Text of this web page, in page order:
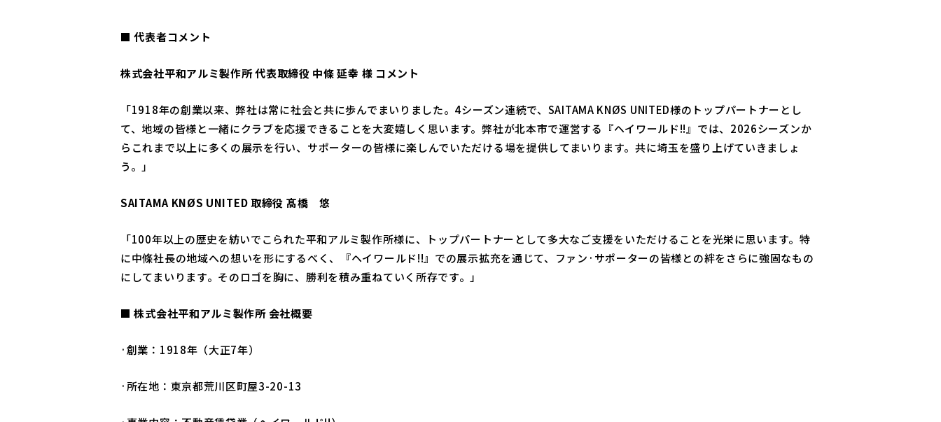
■ 代表者コメント
株式会社平和アルミ製作所代表取締役 中條 延幸 様 コメント
「1918年の創業以来、弊社は常に社会と共に歩んでまいりました。4シーズン連続で、SAITAMA KNØS UNITED様のトップパートナーとし
て、地域の皆様と一緒にクラブを応援できることを大変嬉しく思います。弊社が北本市で運営する『ヘイワールド!!』では、2026シーズンか
らこれまで以上に多くの展示を行い、サポーターの皆様に楽しんでいただける場を提供してまいります。共に埼玉を盛り上げていきましょ
う。」
SAITAMA KNØS UNITED取締役 髙橋 悠
「100年以上の歴史を紡いでこられた平和アルミ製作所様に、トップパートナーとして多大なご支援をいただけることを光栄に思います。特
に中條社長の地域への想いを形にするべく、『ヘイワールド!!』での展示拡充を通じて、ファン·サポーターの皆様との絆をさらに強固なもの
にしてまいります。そのロゴを胸に、勝利を積み重ねていく所存です。」
■ 株式会社平和アルミ製作所会社概要
·創業：1918年（大正7年）
·所在地：東京都荒川区町屋3-20-13